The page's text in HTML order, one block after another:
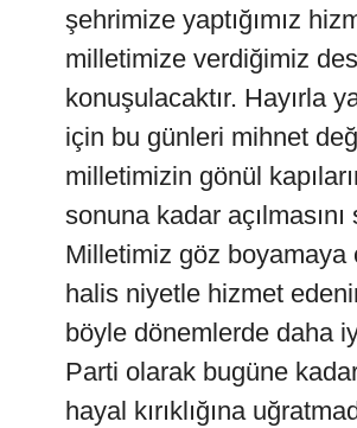
şehrimize yaptığımız
milletimize verdiğimiz
konuşulacaktır. Hayırla
için bu günleri mihnet
milletimizin gönül
sonuna kadar açılmasını
Milletimiz göz boyamaya
halis niyetle hizmet
böyle dönemlerde daha
Parti olarak bugüne
hayal kırıklığına